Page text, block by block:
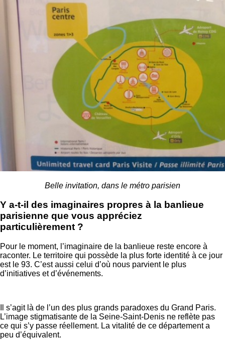
Belle invitation, dans le métro parisien
Y a-t-il des imaginaires propres à la banlieue
parisienne que vous appréciez
particulièrement ?
Pour le moment, l’imaginaire de la banlieue reste encore à
raconter. Le territoire qui possède la plus forte identité à ce jour
est le 93. C’est aussi celui d’où nous parvient le plus
d’initiatives et d’événements.
Il s’agit là de l’un des plus grands paradoxes du Grand Paris.
L’image stigmatisante de la Seine-Saint-Denis ne reflète pas
ce qui s’y passe réellement. La vitalité de ce département a
peu d’équivalent.